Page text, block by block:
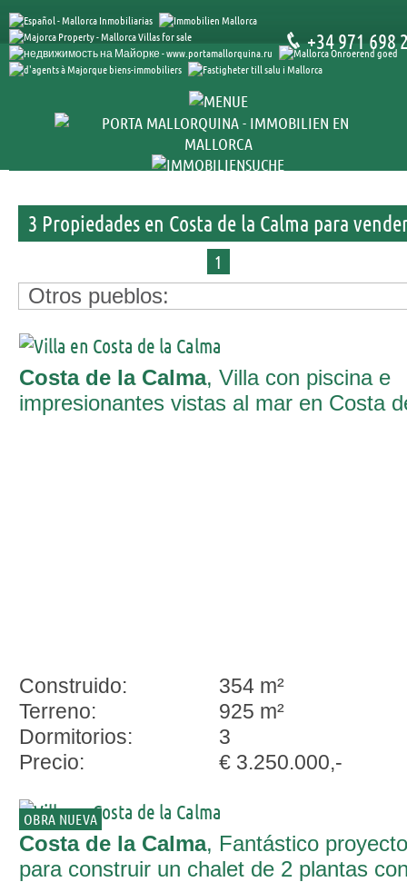
+34 971 698
3 Propiedades en Costa de la Calma para
1
Otros pueblos:
Costa de la Calma, Villa con piscina e
impresionantes vistas al mar en Costa
Construido:
354 m²
Terreno:
925 m²
Dormitorios:
3
Precio:
€ 3.250.000,-
OBRA NUEVA
Costa de la Calma, Fantástico proyecto
para construir un chalet de 2 plantas